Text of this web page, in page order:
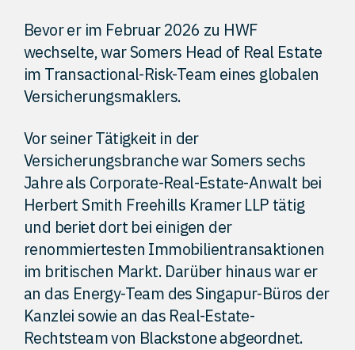
Bevor er im Februar 2026 zu HWF
wechselte, war Somers Head of Real Estate
im Transactional-Risk-Team eines globalen
Versicherungsmaklers.
Vor seiner Tätigkeit in der
Versicherungsbranche war Somers sechs
Jahre als Corporate-Real-Estate-Anwalt bei
Herbert Smith Freehills Kramer LLP tätig
und beriet dort bei einigen der
renommiertesten Immobilientransaktionen
im britischen Markt. Darüber hinaus war er
an das Energy-Team des Singapur-Büros der
Kanzlei sowie an das Real-Estate-
Rechtsteam von Blackstone abgeordnet.